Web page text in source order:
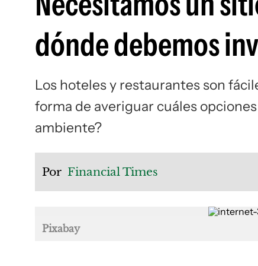
dónde debemos
Los hoteles y restaurantes son
forma de averiguar cuáles
ambiente?
Por Financial Times
Pixabay